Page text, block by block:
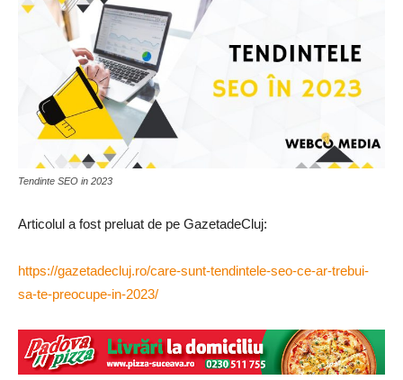
Tendinte SEO in 2023
Articolul a fost preluat de pe GazetadeCluj:
https://gazetadecluj.ro/care-sunt-tendintele-seo-ce-ar-trebui-
sa-te-preocupe-in-2023/